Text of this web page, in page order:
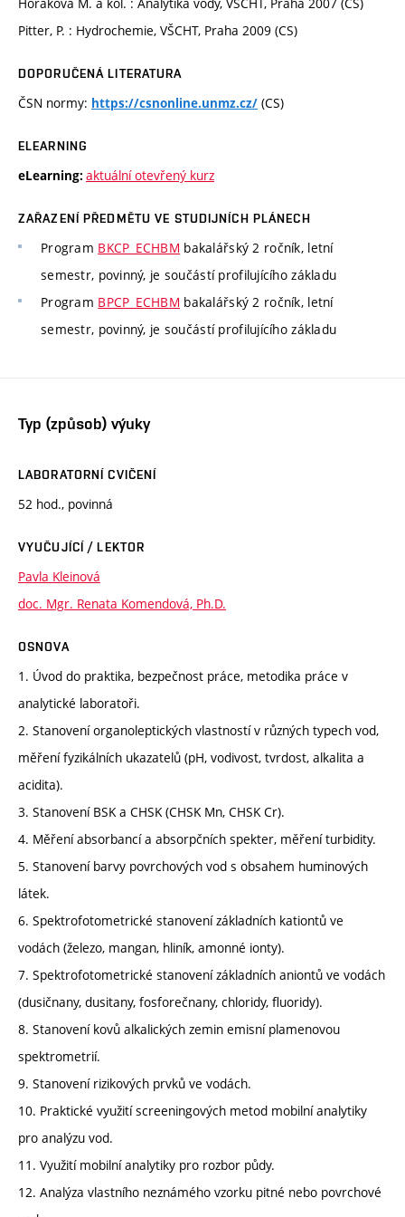
Pitter, P. : Hydrochemie, VŠCHT, Praha 2009 (CS)
DOPORUČENÁ LITERATURA
ČSN normy: https://csnonline.unmz.cz/ (CS)
ELEARNING
eLearning: aktuální otevřený kurz
ZAŘAZENÍ PŘEDMĚTU VE STUDIJNÍCH PLÁNECH
Program BKCP_ECHBM bakalářský 2 ročník, letní
semestr, povinný, je součástí profilujícího základu
Program BPCP_ECHBM bakalářský 2 ročník, letní
semestr, povinný, je součástí profilujícího základu
Typ (způsob) výuky
LABORATORNÍ CVIČENÍ
52 hod., povinná
VYUČUJÍCÍ / LEKTOR
Pavla Kleinová
doc. Mgr. Renata Komendová, Ph.D.
OSNOVA
1. Úvod do praktika, bezpečnost práce, metodika práce v
analytické laboratoři.
2. Stanovení organoleptických vlastností v různých typech vod,
měření fyzikálních ukazatelů (pH, vodivost, tvrdost, alkalita a
acidita).
3. Stanovení BSK a CHSK (CHSK Mn, CHSK Cr).
4. Měření absorbancí a absorpčních spekter, měření turbidity.
5. Stanovení barvy povrchových vod s obsahem huminových
látek.
6. Spektrofotometrické stanovení základních kationtů ve
vodách (železo, mangan, hliník, amonné ionty).
7. Spektrofotometrické stanovení základních aniontů ve vodách
(dusičnany, dusitany, fosforečnany, chloridy, fluoridy).
8. Stanovení kovů alkalických zemin emisní plamenovou
spektrometrií.
9. Stanovení rizikových prvků ve vodách.
10. Praktické využití screeningových metod mobilní analytiky
pro analýzu vod.
11. Využití mobilní analytiky pro rozbor půdy.
12. Analýza vlastního neznámého vzorku pitné nebo povrchové